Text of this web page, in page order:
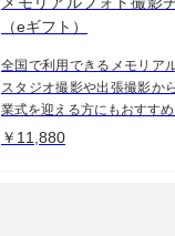
（eギフト）
全国で利用できるメモリア
スタジオ撮影や出張撮影か
業式を迎える方にもおすすめ
￥11,880